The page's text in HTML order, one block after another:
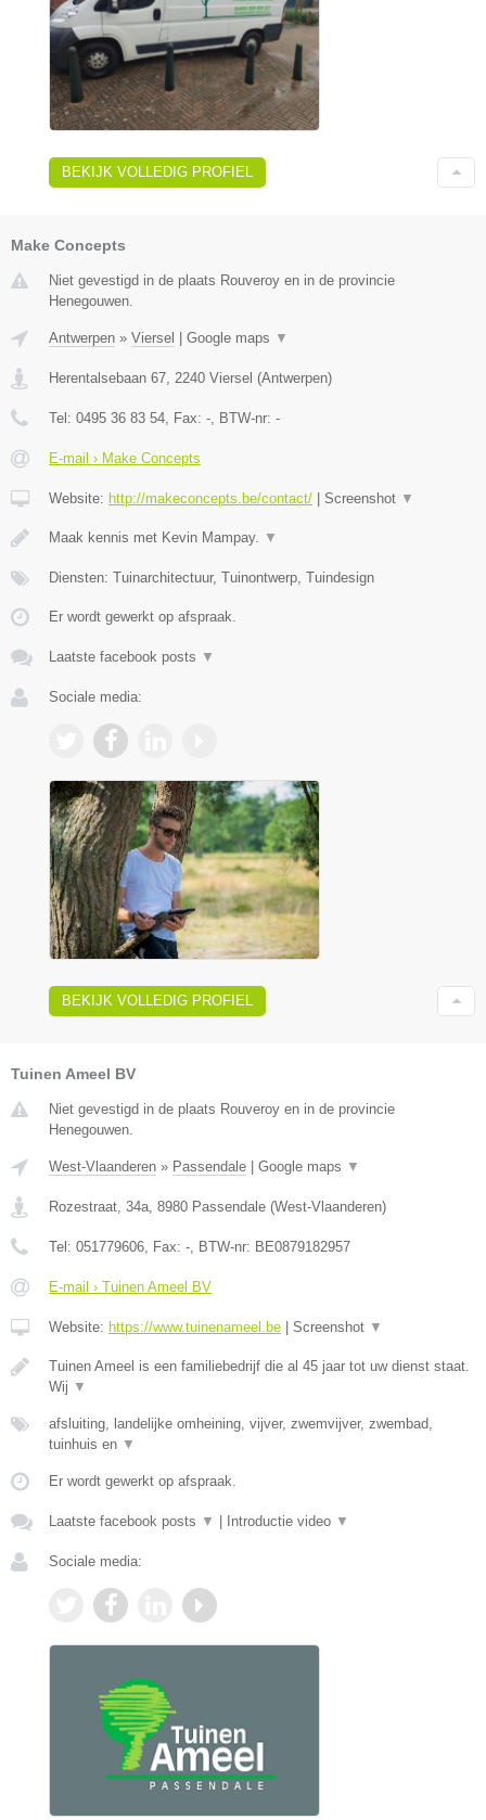
BEKIJK VOLLEDIG PROFIEL
Make Concepts
Niet gevestigd in de plaats Rouveroy en in de provincie
Henegouwen.
Antwerpen » Viersel | Google maps ▼
Herentalsebaan 67 2240 Viersel (Antwerpen)
Tel: 0495 36 83 54 , Fax: - , BTW-nr: -
E-mail › Make Concepts
Website: http://makeconcepts.be/contact/ | Screenshot ▼
Maak kennis met Kevin Mampay. ▼
Diensten: Tuinarchitectuur, Tuinontwerp, Tuindesign
Er wordt gewerkt op afspraak.
Laatste facebook posts ▼
Sociale media:
BEKIJK VOLLEDIG PROFIEL
Tuinen Ameel BV
Niet gevestigd in de plaats Rouveroy en in de provincie
Henegouwen.
West-Vlaanderen » Passendale Google maps ▼
Rozestraat, 34a, 8980 Passendale (West-Vlaanderen)
Tel: 051779606, Fax: -, BTW-nr: BE0879182957
E-mail › Tuinen Ameel BV
Website: https://www.tuinenameel.be Screenshot ▼
Tuinen Ameel is een familiebedrijf die al 45 jaar tot uw dienst staat.
Wij ▼
afsluiting, landelijke omheining, vijver, zwemvijver, zwembad,
tuinhuis en ▼
Er wordt gewerkt op afspraak.
Laatste facebook posts ▼ Introductie video ▼
Sociale media: